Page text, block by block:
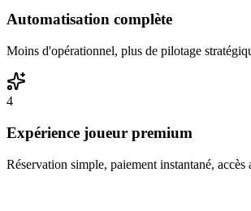
Automatisation complète
Moins d'opérationnel, plus de pilotage
4
Expérience joueur premium
Réservation simple, paiement instantané, accès